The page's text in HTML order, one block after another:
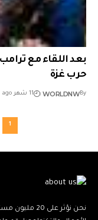
بعد اللقاء مع
حرب غزة
By
WORLDNW 11 شهر ago
1
نحن نؤثر على